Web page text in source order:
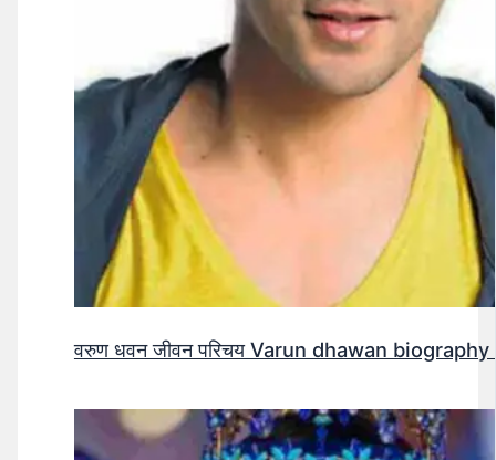
वरुण धवन जीवन परिचय Varun dhawan